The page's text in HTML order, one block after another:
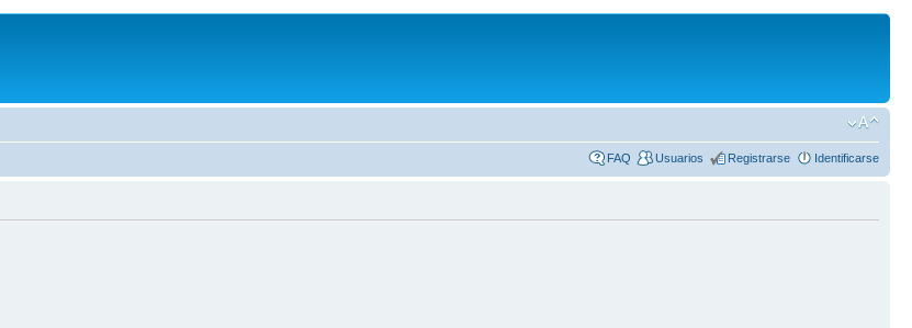
FAQ Usuarios Registrarse Identificarse